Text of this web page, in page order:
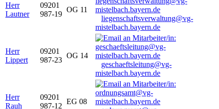
Herr
Lautner
09201
987-19
OG 11
liegenschaftsverwaltung@vg-
mistelbach.bayern.de
Herr
Lippert
09201
987-23
OG 14
geschaeftsleitung@vg-
mistelbach.bayern.de
Herr
Rauh
09201
987-12
EG 08